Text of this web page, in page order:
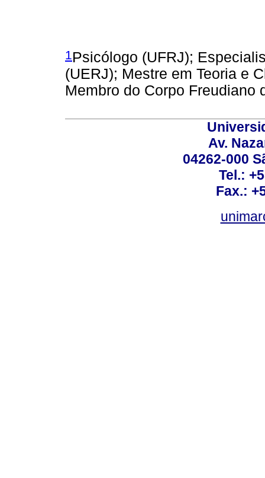
1Psicólogo (UFRJ);
(UERJ); Mestre em Teoria e
Membro do Corpo Freudiano
Av.
04262-000
Tel.:
Fax.: